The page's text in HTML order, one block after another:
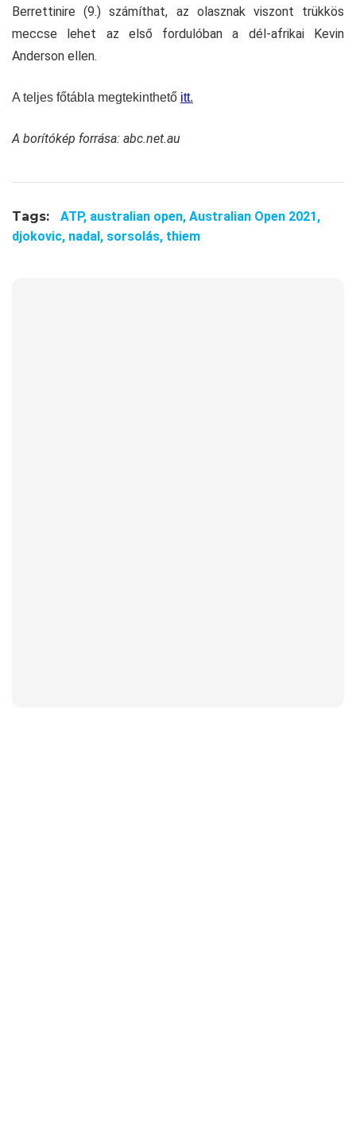
Berrettinire (9.) számíthat, az olasznak viszont trükkös
meccse lehet az első fordulóban a dél-afrikai Kevin
Anderson ellen.
A teljes főtábla megtekinthető itt.
A borítókép forrása: abc.net.au
Tags: ATP, australian open, Australian Open 2021,
djokovic, nadal, sorsolás, thiem